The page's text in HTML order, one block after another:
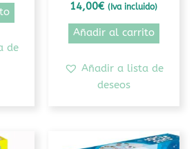
de
14,00€ (Iva incluido)
Añadir al carrito
Añadir a lista de
deseos